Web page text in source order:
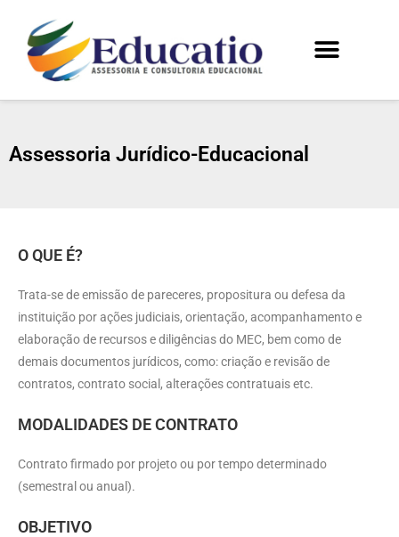
Assessoria Jurídico-Educacional
O QUE É?
Trata-se de emissão de pareceres, propositura ou defesa da
instituição por ações judiciais, orientação, acompanhamento e
elaboração de recursos e diligências do MEC, bem como de
demais documentos jurídicos, como: criação e revisão de
contratos, contrato social, alterações contratuais etc.
MODALIDADES DE CONTRATO
Contrato firmado por projeto ou por tempo determinado
(semestral ou anual).
OBJETIVO